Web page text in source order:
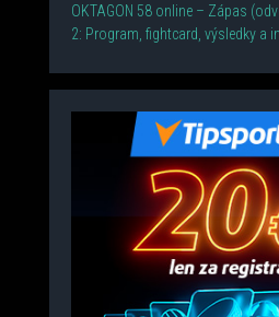
OKTAGON 58 online – Zápas
2: Program, fightcard, výsledky a